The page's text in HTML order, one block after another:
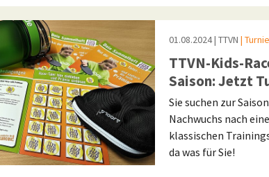
01.08.2024| TTVN |
TTVN-Kids-
Saison: Jetzt
Sie suchen zur
Nachwuchs nach
klassischen
da was für Sie!